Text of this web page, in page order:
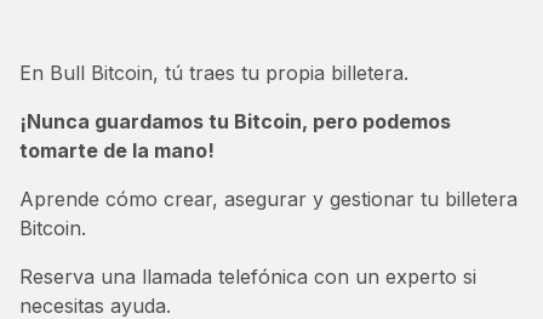
En Bull Bitcoin, tú traes tu propia billetera.
¡Nunca guardamos tu Bitcoin, pero podemos
tomarte de la mano!
Aprende cómo crear, asegurar y gestionar tu billetera
Bitcoin.
Reserva una llamada telefónica con un experto si
necesitas ayuda.